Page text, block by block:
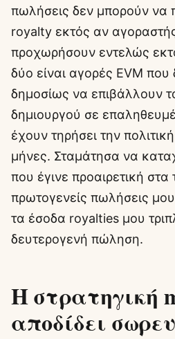
πωλήσεις δεν μπορούν να
royalty εκτός αν
προχωρήσουν εντελώς
δύο είναι αγορές EVM
δημοσίως να επιβάλλουν
δημιουργού σε
έχουν τηρήσει την
μήνες. Σταμάτησα να
που έγινε προαιρετική στα
πρωτογενείς πωλήσεις
τα έσοδα royalties μου
δευτερογενή πώληση.
Η στρατηγική
αποδίδει